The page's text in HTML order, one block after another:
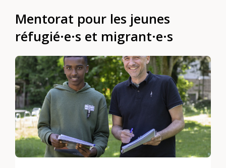
Mentorat pour les jeunes
réfugié·e·s et migrant·e·s